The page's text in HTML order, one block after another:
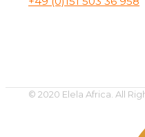
© 2020 Elela Africa. All